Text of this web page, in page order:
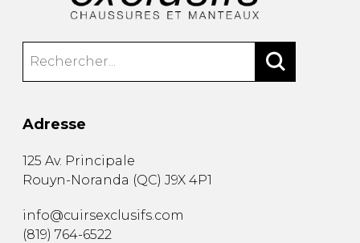
Adresse
125 Av. Principale
Rouyn-Noranda (QC) J9X 4P1
info@cuirsexclusifs.com
(819) 764-6522